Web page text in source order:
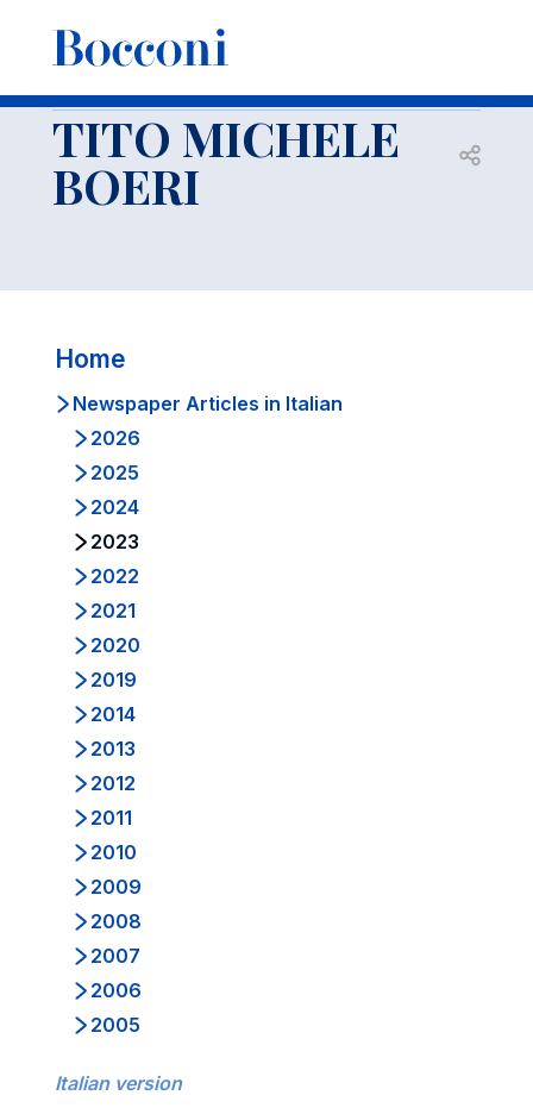
Faculty
TITO MICHELE BOERI
TITO MICHELE
BOERI Open
Home
Newspaper Articles in Italian
2026
2025
2024
2023
2022
2021
2020
2019
2014
2013
2012
2011
2010
2009
2008
2007
2006
2005
Italian version